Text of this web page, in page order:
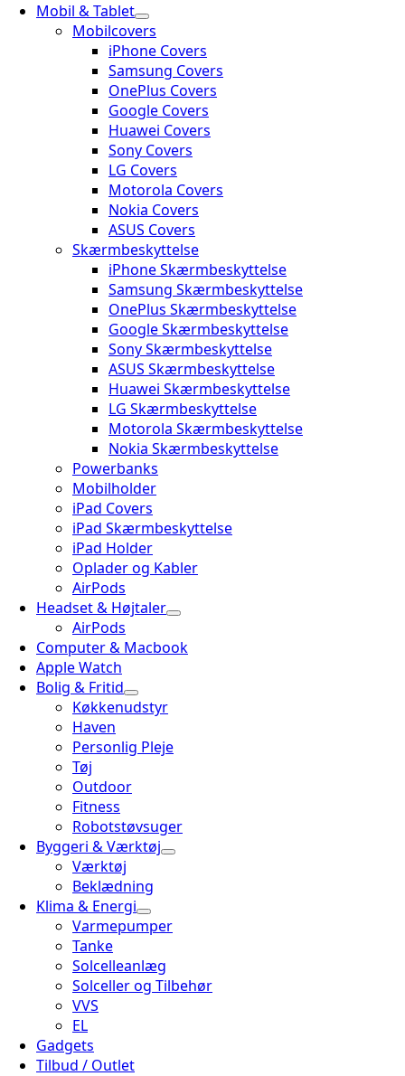
Mobil & Tablet
Mobilcovers
iPhone Covers
Samsung Covers
OnePlus Covers
Google Covers
Huawei Covers
Sony Covers
LG Covers
Motorola Covers
Nokia Covers
ASUS Covers
Skærmbeskyttelse
iPhone Skærmbeskyttelse
Samsung Skærmbeskyttelse
OnePlus Skærmbeskyttelse
Google Skærmbeskyttelse
Sony Skærmbeskyttelse
ASUS Skærmbeskyttelse
Huawei Skærmbeskyttelse
LG Skærmbeskyttelse
Motorola Skærmbeskyttelse
Nokia Skærmbeskyttelse
Powerbanks
Mobilholder
iPad Covers
iPad Skærmbeskyttelse
iPad Holder
Oplader og Kabler
AirPods
Headset & Højtaler
AirPods
Computer & Macbook
Apple Watch
Bolig & Fritid
Køkkenudstyr
Haven
Personlig Pleje
Tøj
Outdoor
Fitness
Robotstøvsuger
Byggeri & Værktøj
Værktøj
Beklædning
Klima & Energi
Varmepumper
Tanke
Solcelleanlæg
Solceller og Tilbehør
VVS
EL
Gadgets
Tilbud / Outlet